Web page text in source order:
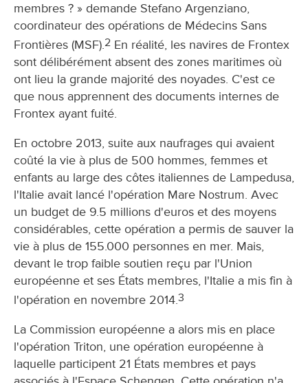
membres ? » demande Stefano Argenziano,
coordinateur des opérations de Médecins Sans
Frontières (MSF).2 En réalité, les navires de Frontex
sont délibérément absent des zones maritimes où
ont lieu la grande majorité des noyades. C'est ce
que nous apprennent des documents internes de
Frontex ayant fuité.
En octobre 2013, suite aux naufrages qui avaient
coûté la vie à plus de 500 hommes, femmes et
enfants au large des côtes italiennes de Lampedusa,
l'Italie avait lancé l'opération Mare Nostrum. Avec
un budget de 9.5 millions d'euros et des moyens
considérables, cette opération a permis de sauver la
vie à plus de 155.000 personnes en mer. Mais,
devant le trop faible soutien reçu par l'Union
européenne et ses États membres, l'Italie a mis fin à
l'opération en novembre 2014.3
La Commission européenne a alors mis en place
l'opération Triton, une opération européenne à
laquelle participent 21 États membres et pays